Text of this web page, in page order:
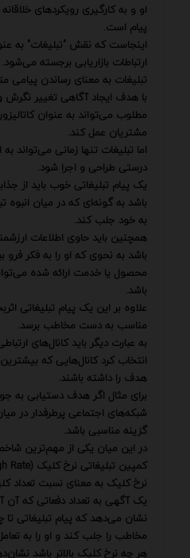
او و به کارگیری رویکردهای
پیام است.
اینجاست که نقش "تبلیغات" به
ارتباطات بازاریابی برجسته می‌شود.
تبلیغات به معنای رساندن
با هدف ایجاد آگاهی تغییر نگرش
مطلوب می‌تواند به عنوان
مشتریان عمل کند.
اما تبلیغات تنها زمانی می‌تواند
درستی طراحی و اجرا شود.
یک پیام تبلیغاتی خوب باید از
باشد به گونه‌ای که در میان انبوه
به خود جلب کند.
همچنین باید حاوی اطلاعات
باشد به نحوی که او را به فکر فرو
محصول یا خدمت ارائه شده
باشد.
علاوه بر این یک پیام تبلیغاتی
مناسب به دست مخاطب برسد.
به عبارت دیگر باید کانال‌های
انتخاب کرد کانال‌هایی که
هدف را داشته باشند.
برای مثال اگر هدف دستیابی به
شبکه‌های اجتماعی پرطرفدار در
گزینه مناسبی باشد.
در این میان یکی از مهم‌ترین
کمپین تبلیغاتی نرخ کلیک (Click-Through Rate یا CTR) است.
نرخ کلیک به معنای نسبت تعداد
یک آگهی به تعداد دفعاتی که
نشان می‌دهد که پیام تبلیغاتی
مخاطب را جلب کند و او را به
هر چه نرخ کلیک بالاتر باشد